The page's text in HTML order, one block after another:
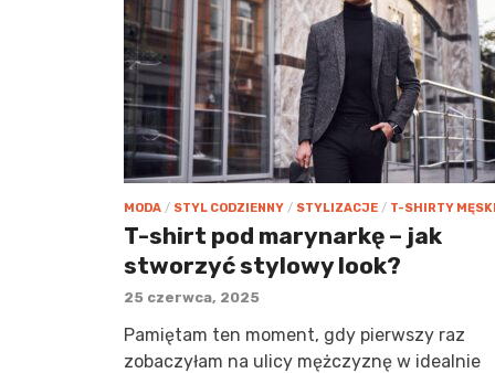
MODA / STYL CODZIENNY / STYLIZACJE / T-SHIRTY
T-shirt pod marynarkę – jak
stworzyć stylowy look?
25 czerwca, 2025
Pamiętam ten moment, gdy pierwszy raz
zobaczyłam na ulicy mężczyznę w idealnie